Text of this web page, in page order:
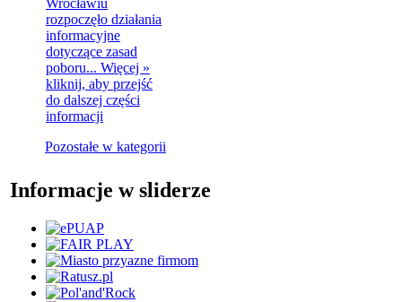
Wrocławiu
rozpoczęło działania
informacyjne
dotyczące zasad
poboru... Więcej »
kliknij, aby przejść
do dalszej części
informacji
Pozostałe w kategorii
Informacje w sliderze